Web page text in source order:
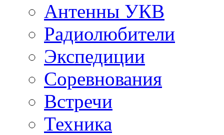
Антенны УКВ
Радиолюбители
Экспедиции
Соревнования
Встречи
Техника